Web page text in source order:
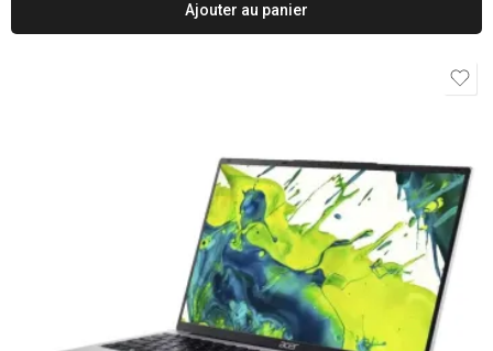
Ajouter au panier